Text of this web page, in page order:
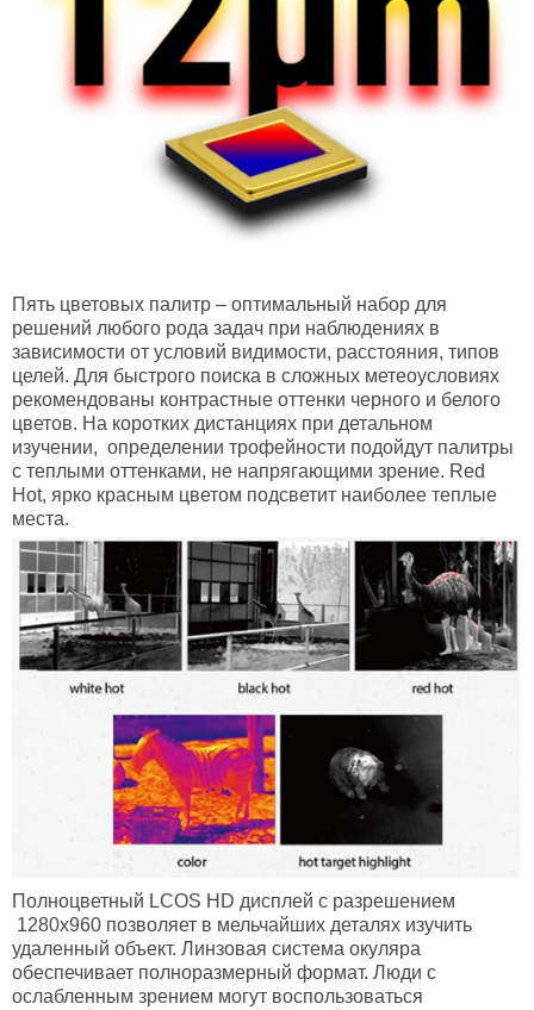
Пять цветовых палитр – оптимальный набор для
решений любого рода задач при наблюдениях в
зависимости от условий видимости, расстояния, типов
целей. Для быстрого поиска в сложных метеоусловиях
рекомендованы контрастные оттенки черного и белого
цветов. На коротких дистанциях при детальном
изучении, определении трофейности подойдут палитры
с теплыми оттенками, не напрягающими зрение. Red
Hot, ярко красным цветом подсветит наиболее теплые
места.
Полноцветный LCOS HD дисплей с разрешением
1280x960 позволяет в мельчайших деталях изучить
удаленный объект. Линзовая система окуляра
обеспечивает полноразмерный формат. Люди с
ослабленным зрением могут воспользоваться